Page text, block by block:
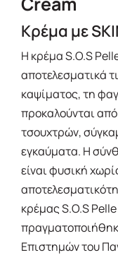
Κρέμα με
H κρέμα S.O.S
αποτελεσματικά
καψίματος, τη
προκαλούνται
τσουχτρών,
εγκαύματα. Η
είναι φυσική
κρέμας S.O.S
Επιστημών του